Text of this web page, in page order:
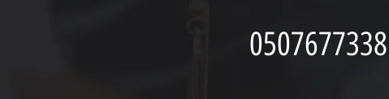
0507677338